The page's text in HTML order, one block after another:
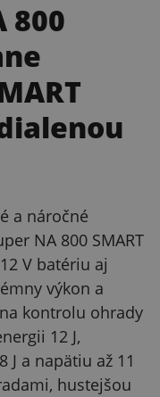
800
a náročné
NA 800 SMART
V batériu aj
výkon a
kontrolu ohrady
12 J,
a napätiu až 11
hustejšou